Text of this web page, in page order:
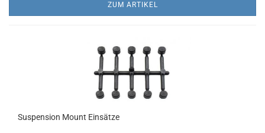
ZUM ARTIKEL
Suspension Mount Einsätze